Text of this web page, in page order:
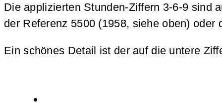
Die applizierten Stunden-Ziffern 3-6-9 sind
der Referenz 5500 (1958, siehe oben) oder
Ein schönes Detail ist der auf die untere